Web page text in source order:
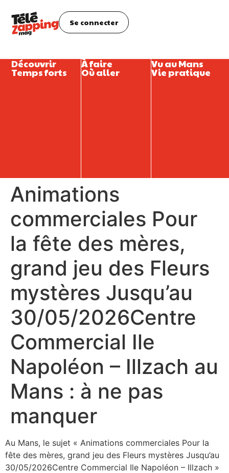
Se connecter
Découvrir
Temps forts
À faire
Où aller
Vu au Mans
Vie pratique
Animations
commerciales Pour
la fête des mères,
grand jeu des Fleurs
mystères Jusqu’au
30/05/2026Centre
Commercial Ile
Napoléon – Illzach au
Mans : à ne pas
manquer
Au Mans, le sujet « Animations commerciales Pour la
fête des mères, grand jeu des Fleurs mystères Jusqu’au
30/05/2026Centre Commercial Ile Napoléon – Illzach »